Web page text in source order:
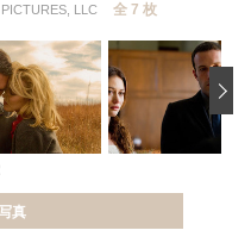
LLC 全 7 枚
真